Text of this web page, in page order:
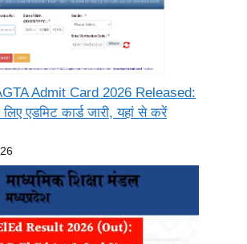
Admit Card 2026 Released:
एडमिट कार्ड जारी, यहां से करें